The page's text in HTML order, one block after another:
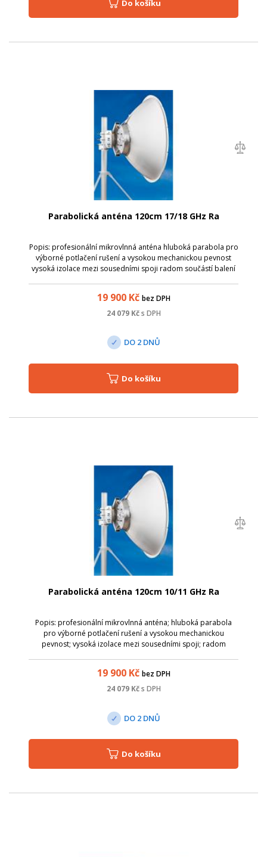
Do košíku
Parabolická anténa 120cm 17/18 GHz Ra
Popis: profesionální mikrovlnná anténa hluboká parabola pro
výborné potlačení rušení a vysokou mechanickou pevnost
vysoká izolace mezi sousedními spoji radom součástí balení
19 900Kč bez DPH
24 079Kč s DPH
DO 2 DNŮ
Do košíku
Parabolická anténa 120cm 10/11 GHz Ra
Popis: profesionální mikrovlnná anténa; hluboká parabola
pro výborné potlačení rušení a vysokou mechanickou
pevnost; vysoká izolace mezi sousedními spoji; radom
19 900Kč bez DPH
24 079Kč s DPH
DO 2 DNŮ
Do košíku